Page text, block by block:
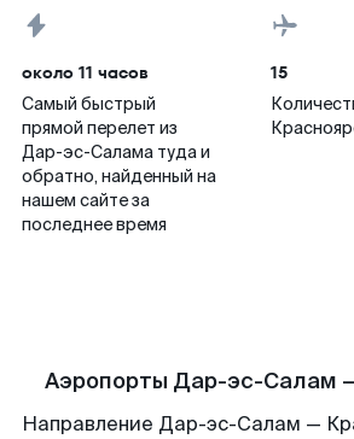
около 11 часов
Самый быстрый
прямой перелет из
Дар-эс-Салама туда и
обратно, найденный на
нашем сайте за
последнее время
15
Аэропорты Дар-эс-Салам
Направление Дар-эс-Салам —